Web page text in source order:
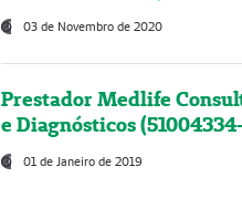
03 de Novembro de 2020
Prestador Medlife
e Diagnósticos
01 de Janeiro de 2019